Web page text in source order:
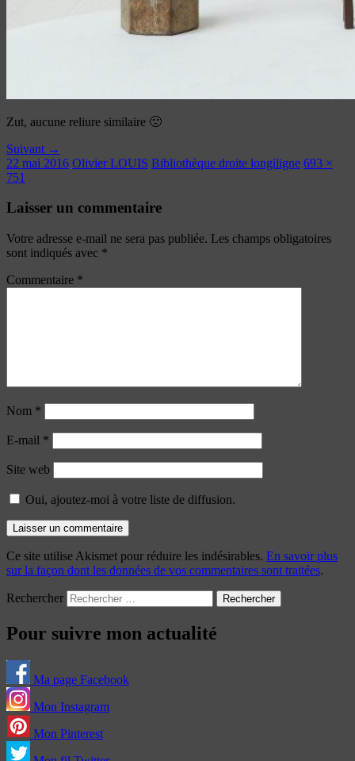
Zut, aucune reliure similaire 🙁
Suivant →
22 mai 2016 Olivier LOUIS Bibliothèque droite longiligne 693 ×
751
Laisser un commentaire
Votre adresse e-mail ne sera pas publiée. Les champs obligatoires
sont indiqués avec *
Commentaire *
Nom *
E-mail *
Site web
Oui, ajoutez-moi à votre liste de diffusion.
Ce site utilise Akismet pour réduire les indésirables. En savoir plus
sur la façon dont les données de vos commentaires sont traitées.
Rechercher
Pour suivre mon actualité
Ma page Facebook
Mon Instagram
Mon Pinterest